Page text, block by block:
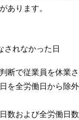
あります。
されなかった日
断で従業員を休業
を全労働日から除
数および全労働日